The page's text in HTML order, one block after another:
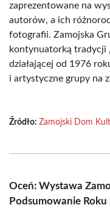
zaprezentowane na
autorów, a ich
fotografii. Zamojska
kontynuatorką tradycji
działającej od 1976
i artystyczne grupy na
Źródło: Zamojski Dom
Oceń: Wystawa
Podsumowanie Roku